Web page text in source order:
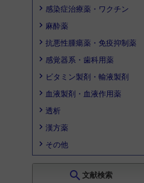
感染症治療薬・ワクチン
麻酔薬
抗悪性腫瘍薬・免疫抑制薬
感覚器系・歯科用薬
ビタミン製剤・輸液製剤
血液製剤・血液作用薬
透析
漢方薬
その他
search 文献検索